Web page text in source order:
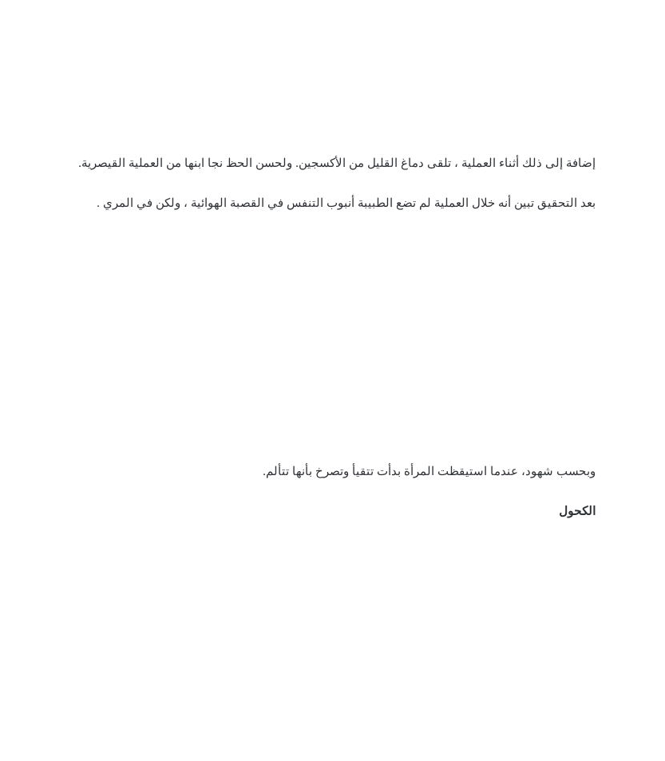
إضافة إلى ذلك أثناء العملية ، تلقى دماغ القليل من الأكسجين. ولحسن الحظ نجا ابنها من العملية القيصرية.
بعد التحقيق تبين أنه خلال العملية لم تضع الطبيبة أنبوب التنفس في القصبة الهوائية ، ولكن في المري .
وبحسب شهود، عندما استيقظت المرأة بدأت تتقيأ وتصرخ بأنها تتألم.
الكحول